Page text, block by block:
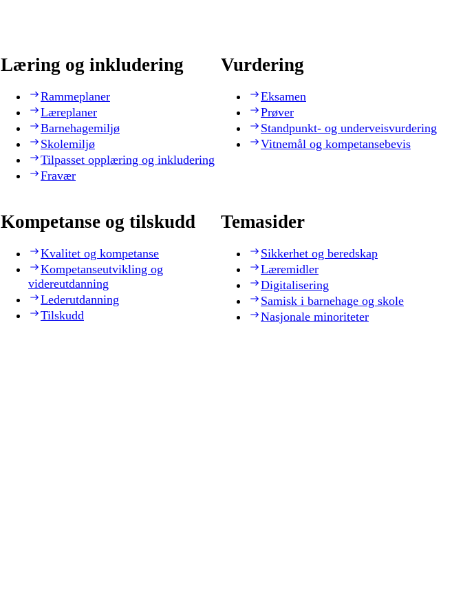
Læring og inkludering
Rammeplaner
Læreplaner
Barnehagemiljø
Skolemiljø
Tilpasset opplæring og inkludering
Fravær
Vurdering
Eksamen
Prøver
Standpunkt- og underveisvurdering
Vitnemål og kompetansebevis
Kompetanse og tilskudd
Kvalitet og kompetanse
Kompetanseutvikling og
videreutdanning
Lederutdanning
Tilskudd
Temasider
Sikkerhet og beredskap
Læremidler
Digitalisering
Samisk i barnehage og skole
Nasjonale minoriteter